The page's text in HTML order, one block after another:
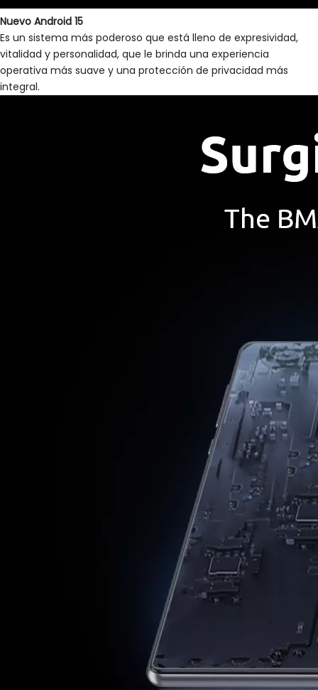
Nuevo Android 15
Es un sistema más poderoso que está lleno de expresividad,
vitalidad y personalidad, que le brinda una experiencia
operativa más suave y una protección de privacidad más
integral.